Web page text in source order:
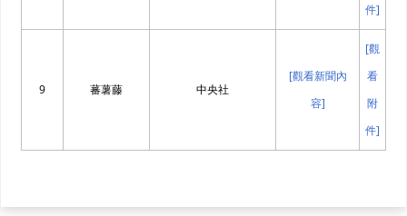
件]
9 蕃薯藤 中央社
[觀看新聞內
容]
[觀
看
附
件]